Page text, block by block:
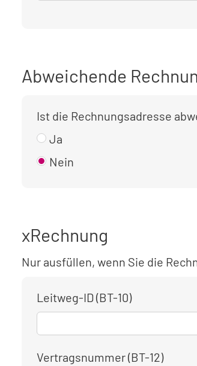
Abweichende
Ist die Rechnungsadresse
Ja
Nein
xRechnung
Nur ausfüllen, wenn Sie die
Leitweg-ID (BT-10)
Vertragsnummer (BT-12)